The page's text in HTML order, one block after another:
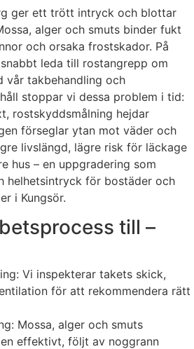
ger ett trött intryck och blottar
alger och smuts binder fukt
och orsaka frostskador. På
leda till rostangrepp om
vår takbehandling och
stoppar vi dessa problem i tid:
rostskyddsmålning hejdar
förseglar ytan mot väder och
livslängd, lägre risk för läckage
hus – en uppgradering som
helhetsintryck för bostäder och
i Kungsör.
till –
Vi inspekterar takets skick,
för att rekommendera rätt
Mossa, alger och smuts
effektivt, följt av noggrann